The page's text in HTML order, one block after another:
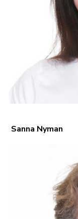
Sanna Nyman